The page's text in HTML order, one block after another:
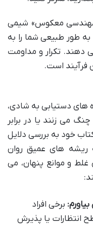
«مهندسی معکوس» شیمی
طور طبیعی شما را به
تکرار و مداومت
فرآیند است.
های دستیابی به شادی،
می زنند یا در برابر
خود به بررسی دلایل
ریشه های عمیق روان
غلط و موانع پنهان، می
برخی افراد
یا پذیرش